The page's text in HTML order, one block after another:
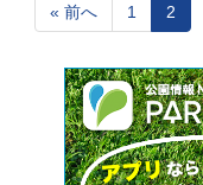
« 前へ Page
1 2